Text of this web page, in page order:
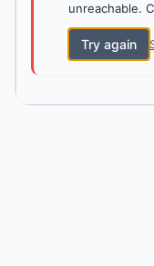
unreachable.
Try again